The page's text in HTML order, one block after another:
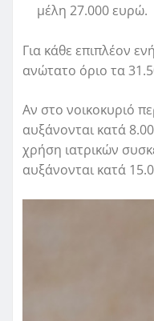
μέλη 27.000 ευρώ.
Για κάθε επιπλέον
ανώτατο όριο τα
Αν στο νοικοκυριό
αυξάνονται κατά
χρήση ιατρικών
αυξάνονται κατά